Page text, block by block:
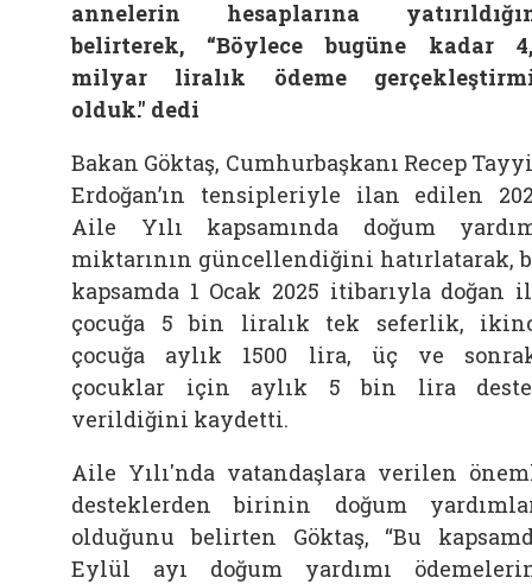
annelerin hesaplarına
belirterek, “Böylece bugüne kadar
milyar liralık ödeme
olduk." dedi
Bakan Göktaş, Cumhurbaşkanı Recep
Erdoğan’ın tensipleriyle ilan edilen
Aile Yılı kapsamında doğum
miktarının güncellendiğini hatırlatarak,
kapsamda 1 Ocak 2025 itibarıyla doğan
çocuğa 5 bin liralık tek seferlik,
çocuğa aylık 1500 lira, üç ve
çocuklar için aylık 5 bin lira
verildiğini kaydetti.
Aile Yılı'nda vatandaşlara verilen
desteklerden birinin doğum
olduğunu belirten Göktaş, “Bu
Eylül ayı doğum yardımı